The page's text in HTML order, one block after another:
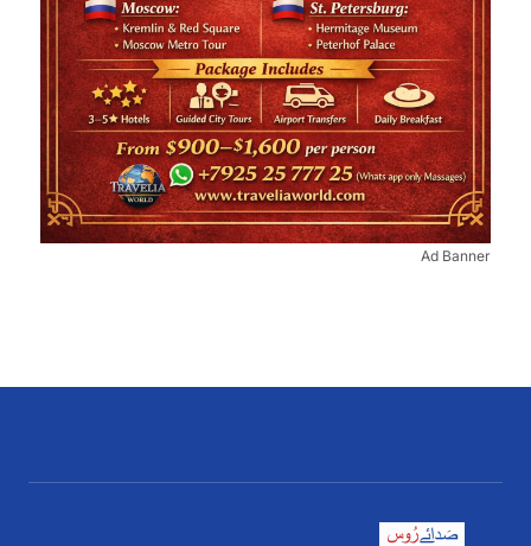
Ad Banner